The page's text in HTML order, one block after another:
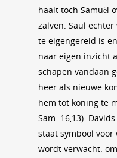
haalt toch Samuël
zalven. Saul
te eigengereid is
naar eigen inzicht
schapen vandaan
heer als nieuwe
hem tot koning te
Sam. 16,13).
staat symbool
wordt verwacht: